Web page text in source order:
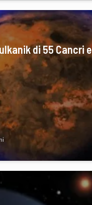
di 55 Cancri e